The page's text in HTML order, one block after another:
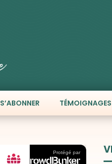
S’ABONNER TÉMOIGNAGES